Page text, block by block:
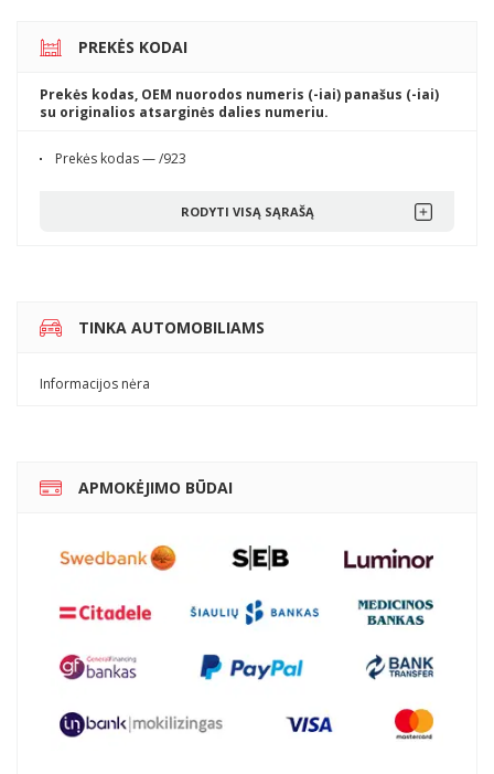
PREKĖS KODAI
Prekės kodas, OEM nuorodos numeris (-iai) panašus (-iai)
su originalios atsarginės dalies numeriu.
Prekės kodas — /923
RODYTI VISĄ SĄRAŠĄ
TINKA AUTOMOBILIAMS
Informacijos nėra
APMOKĖJIMO BŪDAI